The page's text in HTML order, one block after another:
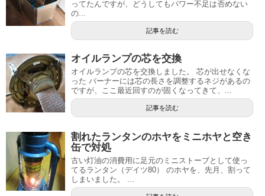
ってたんですが、どうしてもパワー不足は否めない
の...
記事を読む
オイルランプの芯を交換
オイルランプの芯を交換しました。 芯が出せなくな
った バーナーには芯の長さを調整するネジがあるの
ですが、ここ最近回すのが固くなってきて、...
記事を読む
割れたランタンのホヤをミニホヤと空き
缶で対処
古い灯油の消費用に足元のミニストーブとして使っ
てるランタン（デイツ80） のホヤを、先月、割って
しまいました。 ...